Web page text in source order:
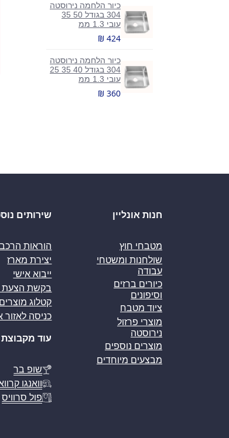
כיור הלחמה נירוסטה
304 בגודל 50 35
עובי 1.3 ממ
₪ 424
כיור הלחמה נירוסטה
304 בגודל 40 35 25
עובי 1.3 ממ
₪ 360
חנות אונליין
מטבחי חוץ
שולחנות ומשטחי
עבודה
כיורים ברזים
וסיפונים
ציוד מטבח
מוצרי פרזול
נירוסטה
מוצרים נוספים
מבצעים מיוחדים
שירותים
הוראות
יצירת מארז
ייבוא אישי
בקשת הצעת
קטלוג מוצרים
כניסה לאזור
עוד מקבוצת
שופ בר
וואנגו
פול סרוויס